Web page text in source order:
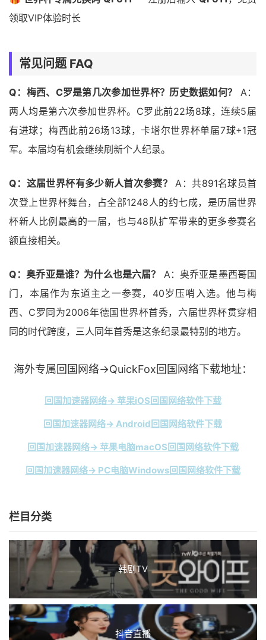
领取VIP体验时长
常见问题 FAQ
Q：梅西、C罗是第几次参加世界杯？历史数据如何？
A：
两人均是第六次参加世界杯。C罗此前22场8球，连续5届
有进球；梅西此前26场13球，卡塔尔世界杯单届7球+1冠
军。本届均有机会继续刷新个人纪录。
Q：这届世界杯有多少新人首次参赛？
A：共891名球员首
次登上世界杯舞台，占全部1248人的约七成，是历届世界
杯新人比例最高的一届，也与48队扩军带来的更多参赛名
额直接相关。
Q：奥乔亚是谁？为什么也是六届？
A：奥乔亚是墨西哥国
门，本届作为东道主之一参赛，40岁压哨入选。他与梅
西、C罗同为2006年德国世界杯首秀，六届世界杯贯穿相
同的时代跨度，三人同年首秀是这条纪录最特别的地方。
海外专属回国网络→QuickFox回国网络下载地址：
回国加速器网络→ 苹果iOS回国网络软件下载
回国加速器网络→ Android回国网络软件下载
回国加速器网络→ 苹果电脑macOS回国网络软件下载
回国加速器网络→ PC电脑Windows回国网络软件下载
栏目分类
韩剧TV
抖音直播